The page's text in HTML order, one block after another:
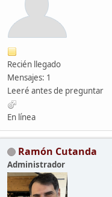
Recién llegado
Mensajes: 1
Leeré antes de preguntar
En línea
Ramón Cutanda
Administrador